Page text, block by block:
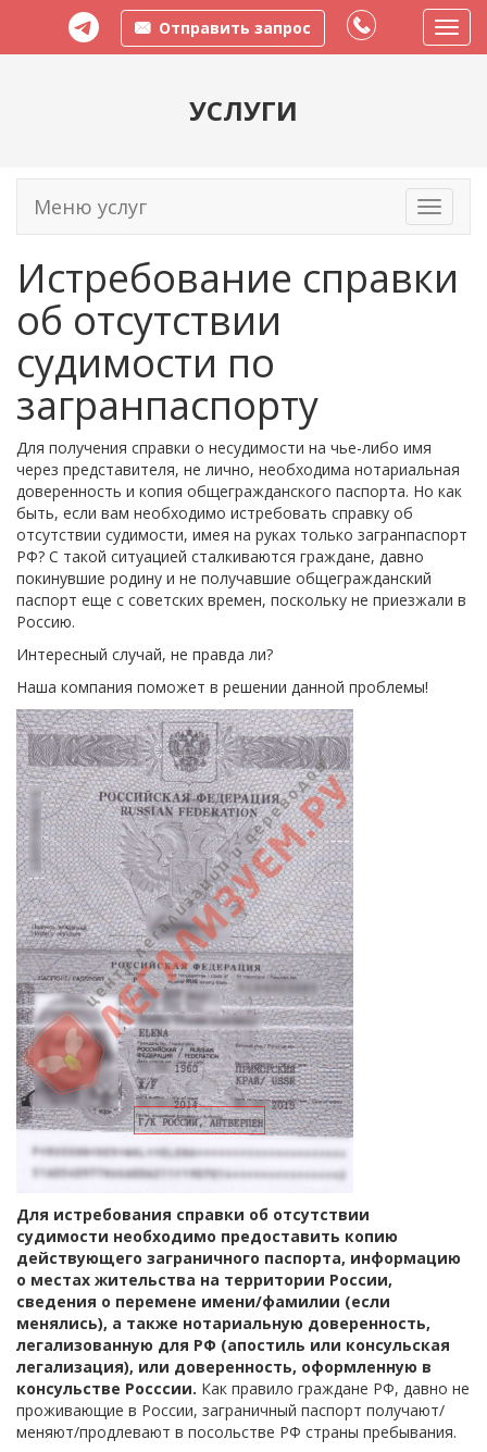
Отправить запрос
меню
УСЛУГИ
Toggle
Меню услуг
Истребование справки
об отсутствии
судимости по
загранпаспорту
Для получения справки о несудимости на чье-либо имя
через представителя, не лично, необходима нотариальная
доверенность и копия общегражданского паспорта. Но как
быть, если вам необходимо истребовать справку об
отсутствии судимости, имея на руках только загранпаспорт
РФ? С такой ситуацией сталкиваются граждане, давно
покинувшие родину и не получавшие общегражданский
паспорт еще с советских времен, поскольку не приезжали в
Россию.
Интересный случай, не правда ли?
Наша компания поможет в решении данной проблемы!
Для истребования справки об отсутствии
судимости необходимо предоставить копию
действующего заграничного паспорта, информацию
о местах жительства на территории России,
сведения о перемене имени/фамилии (если
менялись), а также нотариальную доверенность,
легализованную для РФ (апостиль или консульская
легализация), или доверенность, оформленную в
консульстве Росссии. Как правило граждане РФ, давно не
проживающие в России, заграничный паспорт получают/
меняют/продлевают в посольстве РФ страны пребывания.